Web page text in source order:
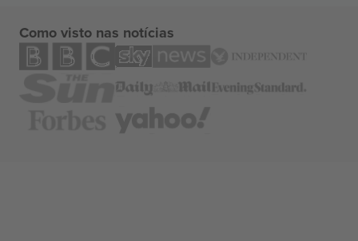
Como visto nas notícias